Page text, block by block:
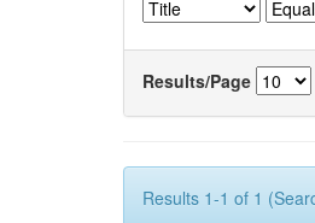
Results/Page
Results 1-1 of 1